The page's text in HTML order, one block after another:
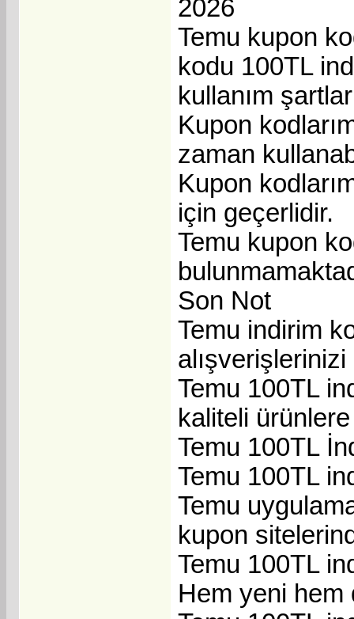
2026
Temu kupon
kodu 100TL
kullanım
Kupon
zaman
Kupon
için geçerlidir.
Temu kupon
Son Not
Temu indirim
Temu 100TL
kaliteli
Temu 100TL
Temu 100TL
Temu
kupon
Temu 100TL
Hem yeni hem